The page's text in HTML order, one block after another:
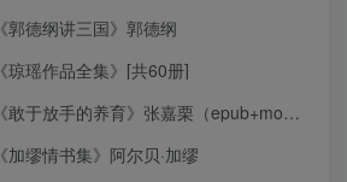
《郭德纲讲三国》郭德纲
《琼瑶作品全集》[共60册]
《敢于放手的养育》张嘉栗（epub+mobi+azw3+pdf）
《加缪情书集》阿尔贝·加缪